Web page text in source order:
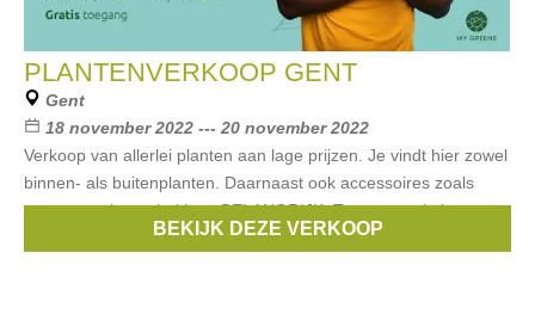
PLANTENVERKOOP GENT
Gent
18 november 2022 --- 20 november 2022
Verkoop van allerlei planten aan lage prijzen. Je vindt hier zowel
binnen- als buitenplanten. Daarnaast ook accessoires zoals
potten en plantenbakken. BELANGRIJK: Toegang enkel met
ticket. Dit reserveerBEKIJK DEZE VERKOOP